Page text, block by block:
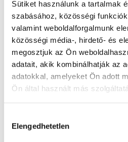
Sütiket használunk a tartalmak
szabásához, közösségi
valamint weboldalforgalmunk
közösségi média-, hirdető- és
megosztjuk az Ön
adatait, akik kombinálhatják az
adatokkal, amelyeket Ön adott
Ön által használt más
kiválasztása
Elengedhetetlen
+ Bankközi jutalék és
" a kötelező mezőket
Cég neve*